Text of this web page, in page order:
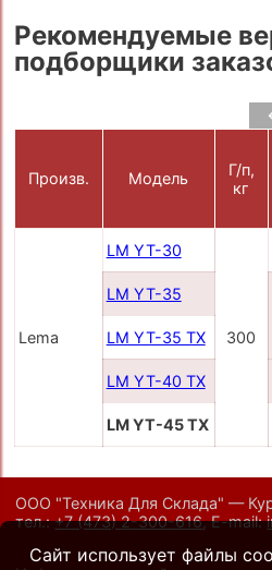
Рекомендуемые
подборщики
Произв. Модель
Г/п,
кг
Lema
LM YT-30
300
LM YT-35
LM YT-35 TX
LM YT-40 TX
LM YT-45 TX
ООО "Техника Для Склада" —
тел.:+7 (473) 2-300-616,E-mail:
Сайт использует файлы